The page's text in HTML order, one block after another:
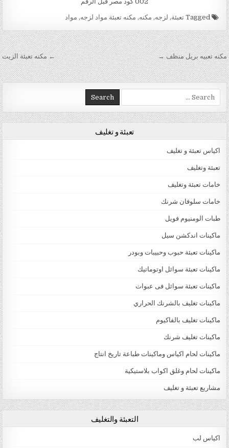
Tagged تعبئة, لزجه, مكنه, مكنه تعبئة مواد لزجه, مواد
تصفّح المقالات ← مكنه تعبئة الزيت مكنه تعبيه بريل منظف →
Search for:
تعبئة و تغليف
اكياس تعبئة و تغليف
تعبئة وتغليف
خامات تعبئة وتغليف
خامات سلوفان شرنك
طبات الومنيوم فويل
ماكينات اندكشن سيل
ماكينات تعبئة حبوب وحبيبات وبودر
ماكينات تعبئة سوائل اوتوماتيك
ماكينات تعبئة سوائل فى عبوات
ماكينات تغليف بالشرنك الحراري
ماكينات تغليف بالفاكيوم
ماكينات تغليف شرنك
ماكينات لحام اكياس وماكينات طباعة تاريخ انتاج
ماكينات لحام وغلق اكواب بلاستيكية
مشاريع تعبئة و تغليف
التعبئة والتغليف
اكياس لب